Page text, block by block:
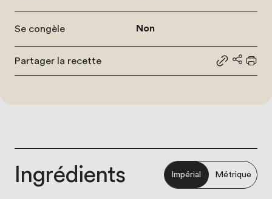
Se congèle Non
Partager la recette
Partager
Ingrédients Impérial Métrique